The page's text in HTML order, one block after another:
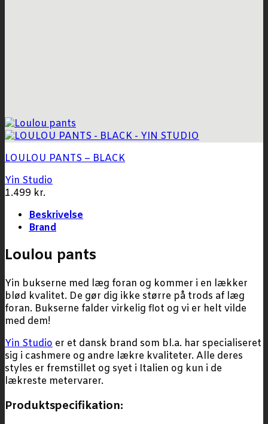
LOULOU PANTS – BLACK
Yin Studio
1.499 kr.
Beskrivelse
Brand
Loulou pants
Yin bukserne med læg foran og kommer i en lækker
blød kvalitet. De gør dig ikke større på trods af læg
foran. Bukserne falder virkelig flot og vi er helt vilde
med dem!
Yin Studio er et dansk brand som bl.a. har specialiseret
sig i cashmere og andre lækre kvaliteter. Alle deres
styles er fremstillet og syet i Italien og kun i de
lækreste metervarer.
Produktspecifikation: